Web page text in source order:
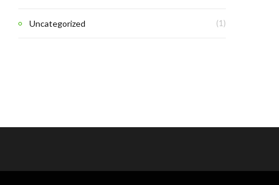
Uncategorized (1)